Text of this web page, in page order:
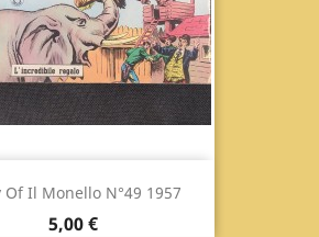
Of Il Monello N°49 1957
Prix
5,00 €